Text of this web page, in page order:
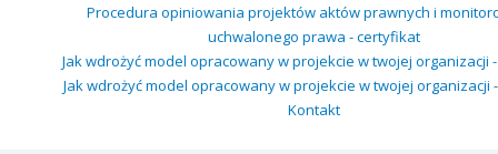
Procedura opiniowania projektów aktów prawnych i
uchwalonego prawa - certyfikat
Jak wdrożyć model opracowany w projekcie w twojej organizacji
Jak wdrożyć model opracowany w projekcie w twojej organizacji
Kontakt